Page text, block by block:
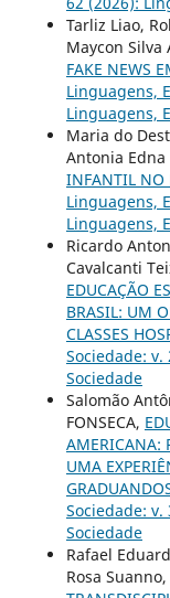
Tarliz Liao,
Maycon Silva
FAKE NEWS
Linguagens,
Linguagens,
Maria do
Antonia Edna
INFANTIL NO
Linguagens,
Linguagens,
Ricardo
Cavalcanti
EDUCAÇÃO
BRASIL: UM
CLASSES
Sociedade: v.
Sociedade
Salomão
FONSECA,
AMERICANA:
UMA
Sociedade: v.
Sociedade
Rafael
Rosa Suanno,